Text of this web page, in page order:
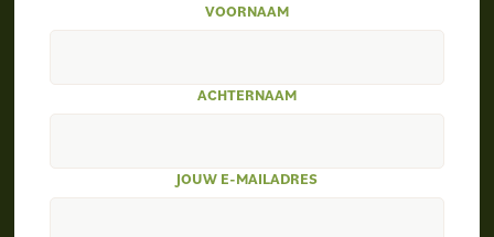
VOORNAAM
ACHTERNAAM
JOUW E-MAILADRES